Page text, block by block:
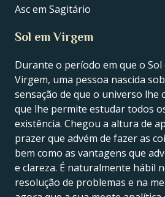
Asc em Sagitário
Sol em Virgem
Durante o período em que o Sol
Virgem, uma pessoa nascida
sensação de que o universo lhe
que lhe permite estudar todos os
existência. Chegou a altura de
prazer que advém de fazer as
bem como as vantagens que
e clareza. É naturalmente hábil
resolução de problemas e na